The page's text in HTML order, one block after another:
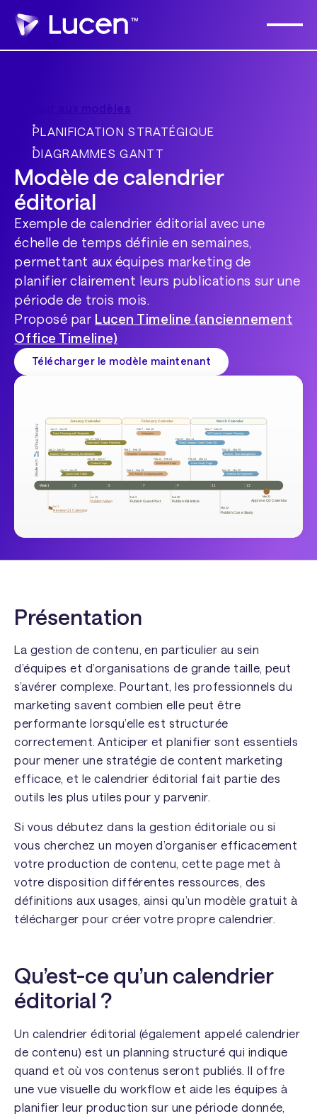
Retour aux modèles
PLANIFICATION STRATÉGIQUE
DIAGRAMMES GANTT
Modèle de calendrier
éditorial
Exemple de calendrier éditorial avec une
échelle de temps définie en semaines,
permettant aux équipes marketing de
planifier clairement leurs publications sur une
période de trois mois.
Proposé par Lucen Timeline (anciennement
Office Timeline)
Télécharger le modèle maintenant
Présentation
La gestion de contenu, en particulier au sein
d’équipes et d’organisations de grande taille, peut
s’avérer complexe. Pourtant, les professionnels du
marketing savent combien elle peut être
performante lorsqu’elle est structurée
correctement. Anticiper et planifier sont essentiels
pour mener une stratégie de content marketing
efficace, et le calendrier éditorial fait partie des
outils les plus utiles pour y parvenir.
Si vous débutez dans la gestion éditoriale ou si
vous cherchez un moyen d’organiser efficacement
votre production de contenu, cette page met à
votre disposition différentes ressources, des
définitions aux usages, ainsi qu’un modèle gratuit à
télécharger pour créer votre propre calendrier.
Qu’est-ce qu’un calendrier
éditorial ?
Un calendrier éditorial (également appelé calendrier
de contenu) est un planning structuré qui indique
quand et où vos contenus seront publiés. Il offre
une vue visuelle du workflow et aide les équipes à
planifier leur production sur une période donnée,